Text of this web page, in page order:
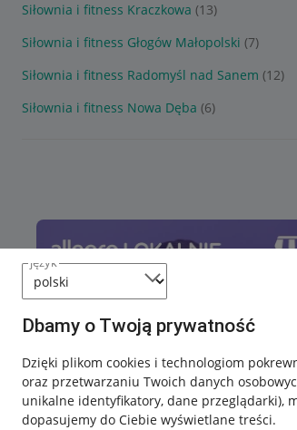
język
Dbamy o Twoją prywatność
Dzięki plikom cookies i technologiom
oraz przetwarzaniu Twoich danych
unikalne identyfikatory, dane przeglądarki),
dopasujemy do Ciebie wyświetlane treści.
Siłownia i fitness Kraczkowa (13)
Siłownia i fitness Głogów Małopolski (7)
Siłownia i fitness Radomyśl nad Sanem (12)
Siłownia i fitness Nowa Dęba (6)